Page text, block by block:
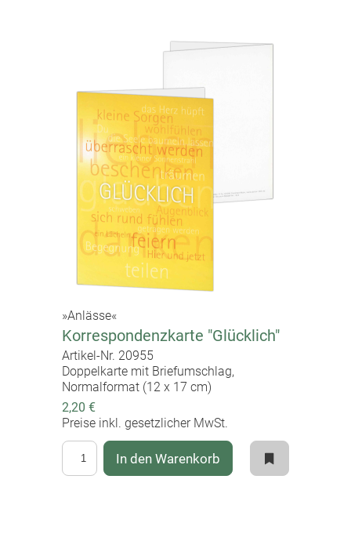
»Anlässe«
Korrespondenzkarte "Glücklich"
Artikel-Nr. 20955
Doppelkarte mit Briefumschlag,
Normalformat (12 x 17 cm)
2,20 €
Preise inkl. gesetzlicher MwSt.
In den Warenkorb